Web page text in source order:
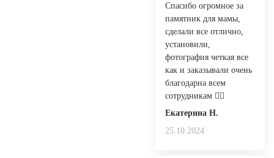
Спасибо огромное за
памятник для мамы,
сделали все отлично,
установили,
фотография четкая все
как и заказывали очень
благодарна всем
сотрудникам 👍🏻
Екатерина Н.
25.10.2024